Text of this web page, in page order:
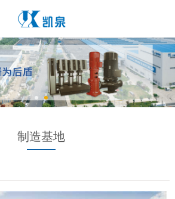
制造基地